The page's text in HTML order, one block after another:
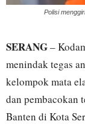
Polisi
SERANG–
menindak tegas
kelompok mata
dan pembacokan
Banten di Kota